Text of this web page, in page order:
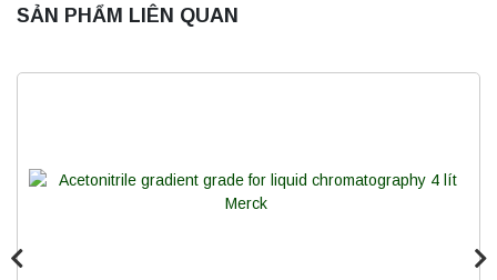
SẢN PHẨM LIÊN QUAN
nghiệm
Nồi hấp chân không BKQ-B50V BIOBASE
(50 Lít) – Giải pháp tiệt trùng hiệu quả